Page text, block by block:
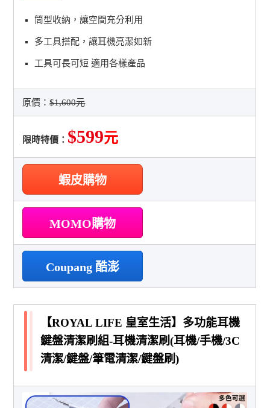
筒型收納，讓空間充分利用
多工具搭配，讓耳機亮潔如新
工具可長可短 適用各樣產品
原價：$1,600元
限時特價： $599元
蝦皮購物
MOMO購物
Coupang 酷澎
【ROYAL LIFE 皇室生活】多功能耳機
鍵盤清潔刷組-耳機清潔刷(耳機/手機/3C
清潔/鍵盤/筆電清潔/鍵盤刷)